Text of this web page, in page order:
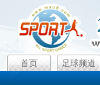
首页 足球频道